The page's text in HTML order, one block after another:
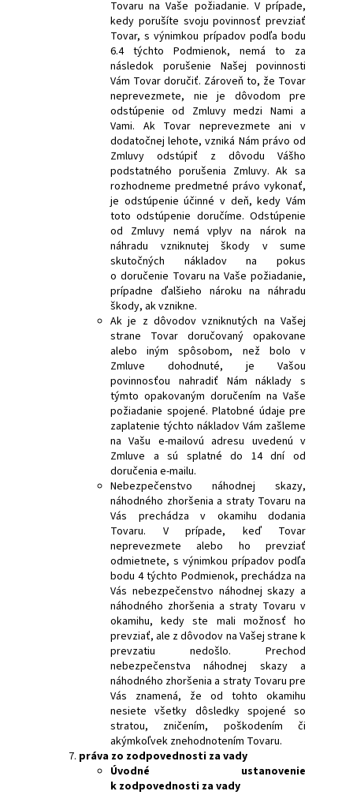
Tovaru na Vaše požiadanie. V prípade,
kedy porušíte svoju povinnosť prevziať
Tovar, s výnimkou prípadov podľa bodu
6.4 týchto Podmienok, nemá to za
následok porušenie Našej povinnosti
Vám Tovar doručiť. Zároveň to, že Tovar
neprevezmete, nie je dôvodom pre
odstúpenie od Zmluvy medzi Nami a
Vami. Ak Tovar neprevezmete ani v
dodatočnej lehote, vzniká Nám právo od
Zmluvy odstúpiť z dôvodu Vášho
podstatného porušenia Zmluvy. Ak sa
rozhodneme predmetné právo vykonať,
je odstúpenie účinné v deň, kedy Vám
toto odstúpenie doručíme. Odstúpenie
od Zmluvy nemá vplyv na nárok na
náhradu vzniknutej škody v sume
skutočných nákladov na pokus
o doručenie Tovaru na Vaše požiadanie,
prípadne ďalšieho nároku na náhradu
škody, ak vznikne.
Ak je z dôvodov vzniknutých na Vašej
strane Tovar doručovaný opakovane
alebo iným spôsobom, než bolo v
Zmluve dohodnuté, je Vašou
povinnosťou nahradiť Nám náklady s
týmto opakovaným doručením na Vaše
požiadanie spojené. Platobné údaje pre
zaplatenie týchto nákladov Vám zašleme
na Vašu e-mailovú adresu uvedenú v
Zmluve a sú splatné do 14 dní od
doručenia e-mailu.
Nebezpečenstvo náhodnej skazy,
náhodného zhoršenia a straty Tovaru na
Vás prechádza v okamihu dodania
Tovaru. V prípade, keď Tovar
neprevezmete alebo ho prevziať
odmietnete, s výnimkou prípadov podľa
bodu 4 týchto Podmienok, prechádza na
Vás nebezpečenstvo náhodnej skazy a
náhodného zhoršenia a straty Tovaru v
okamihu, kedy ste mali možnosť ho
prevziať, ale z dôvodov na Vašej strane k
prevzatiu nedošlo. Prechod
nebezpečenstva náhodnej skazy a
náhodného zhoršenia a straty Tovaru pre
Vás znamená, že od tohto okamihu
nesiete všetky dôsledky spojené so
stratou, zničením, poškodením či
akýmkoľvek znehodnotením Tovaru.
práva zo zodpovednosti za vady
Úvodné ustanovenie
k zodpovednosti za vady